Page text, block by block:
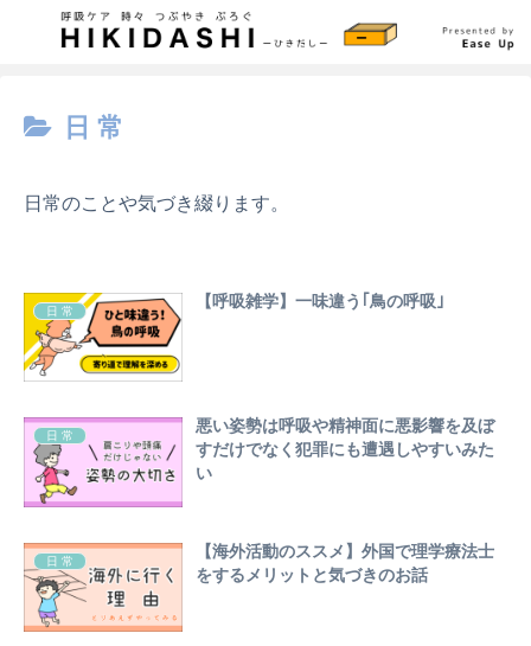
日 常
日常のことや気づき綴ります。
日 常
【呼吸雑学】一味違う｢鳥の呼吸｣
日 常
悪い姿勢は呼吸や精神面に悪影響を及ぼ
すだけでなく犯罪にも遭遇しやすいみた
い
日 常
【海外活動のススメ】外国で理学療法士
をするメリットと気づきのお話